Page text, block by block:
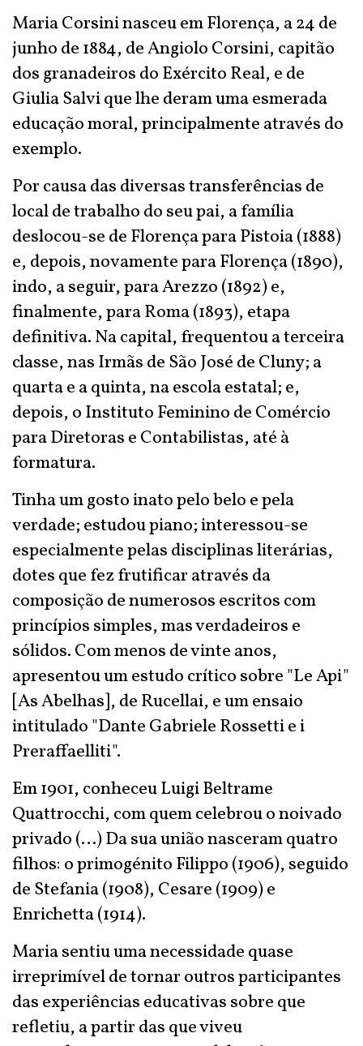
Maria Corsini nasceu em Florença, a 24 de
junho de 1884, de Angiolo Corsini, capitão
dos granadeiros do Exército Real, e de
Giulia Salvi que lhe deram uma esmerada
educação moral, principalmente através do
exemplo.
Por causa das diversas transferências de
local de trabalho do seu pai, a família
deslocou-se de Florença para Pistoia (1888)
e, depois, novamente para Florença (1890),
indo, a seguir, para Arezzo (1892) e,
finalmente, para Roma (1893), etapa
definitiva. Na capital, frequentou a terceira
classe, nas Irmãs de São José de Cluny; a
quarta e a quinta, na escola estatal; e,
depois, o Instituto Feminino de Comércio
para Diretoras e Contabilistas, até à
formatura.
Tinha um gosto inato pelo belo e pela
verdade; estudou piano; interessou-se
especialmente pelas disciplinas literárias,
dotes que fez frutificar através da
composição de numerosos escritos com
princípios simples, mas verdadeiros e
sólidos. Com menos de vinte anos,
apresentou um estudo crítico sobre "Le Api"
[As Abelhas], de Rucellai, e um ensaio
intitulado "Dante Gabriele Rossetti e i
Preraffaelliti".
Em 1901, conheceu Luigi Beltrame
Quattrocchi, com quem celebrou o noivado
privado (...) Da sua união nasceram quatro
filhos: o primogénito Filippo (1906), seguido
de Stefania (1908), Cesare (1909) e
Enrichetta (1914).
Maria sentiu uma necessidade quase
irreprimível de tornar outros participantes
das experiências educativas sobre que
refletiu, a partir das que viveu